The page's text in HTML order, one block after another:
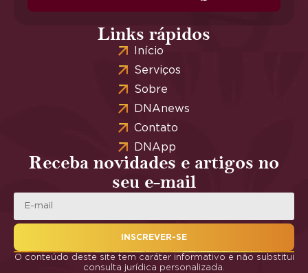
Links rápidos
Início
Serviços
Sobre
DNAnews
Contato
DNApp
Receba novidades e artigos no
seu e-mail
INSCREVER-SE
O conteúdo deste site tem caráter informativo e não substitui
consulta jurídica personalizada.